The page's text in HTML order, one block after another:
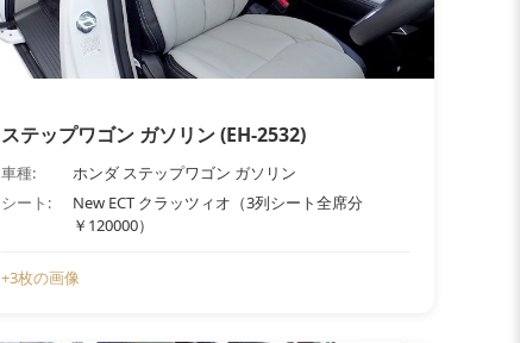
ステップワゴン ガソリン (EH-2532)
車種:
ホンダ ステップワゴン ガソリン
シート:
New ECT クラッツィオ（3列シート全席分
￥120000）
+3枚の画像